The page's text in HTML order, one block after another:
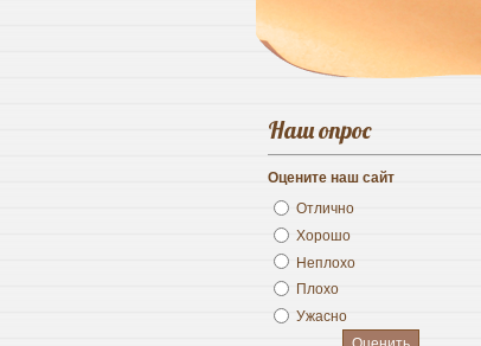
Наш опрос
Оцените наш сайт
Отлично
Хорошо
Неплохо
Плохо
Ужасно